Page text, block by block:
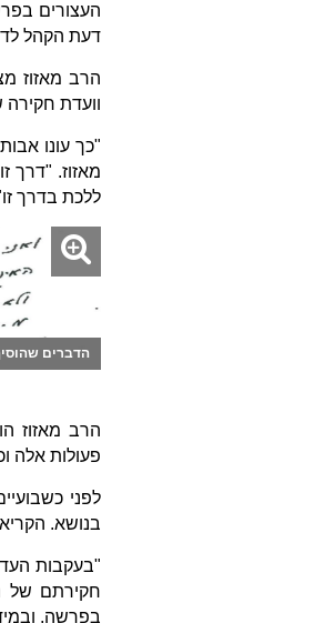
העצורים
דעת הקהל
הרב מאזוז
וועדת חקירה
"כך עונו
מאזוז. "דרך
ללכת בדרך
הדברים
הרב מאזוז
פעולות אלה
לפני
בנושא.
"בעקבות
חקירתם של
בפרשה,